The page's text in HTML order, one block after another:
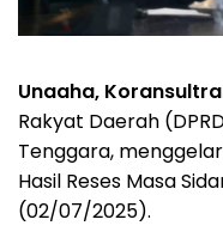
Unaaha,
Rakyat Daerah
Tenggara,
Hasil Reses Masa
(02/07/2025).